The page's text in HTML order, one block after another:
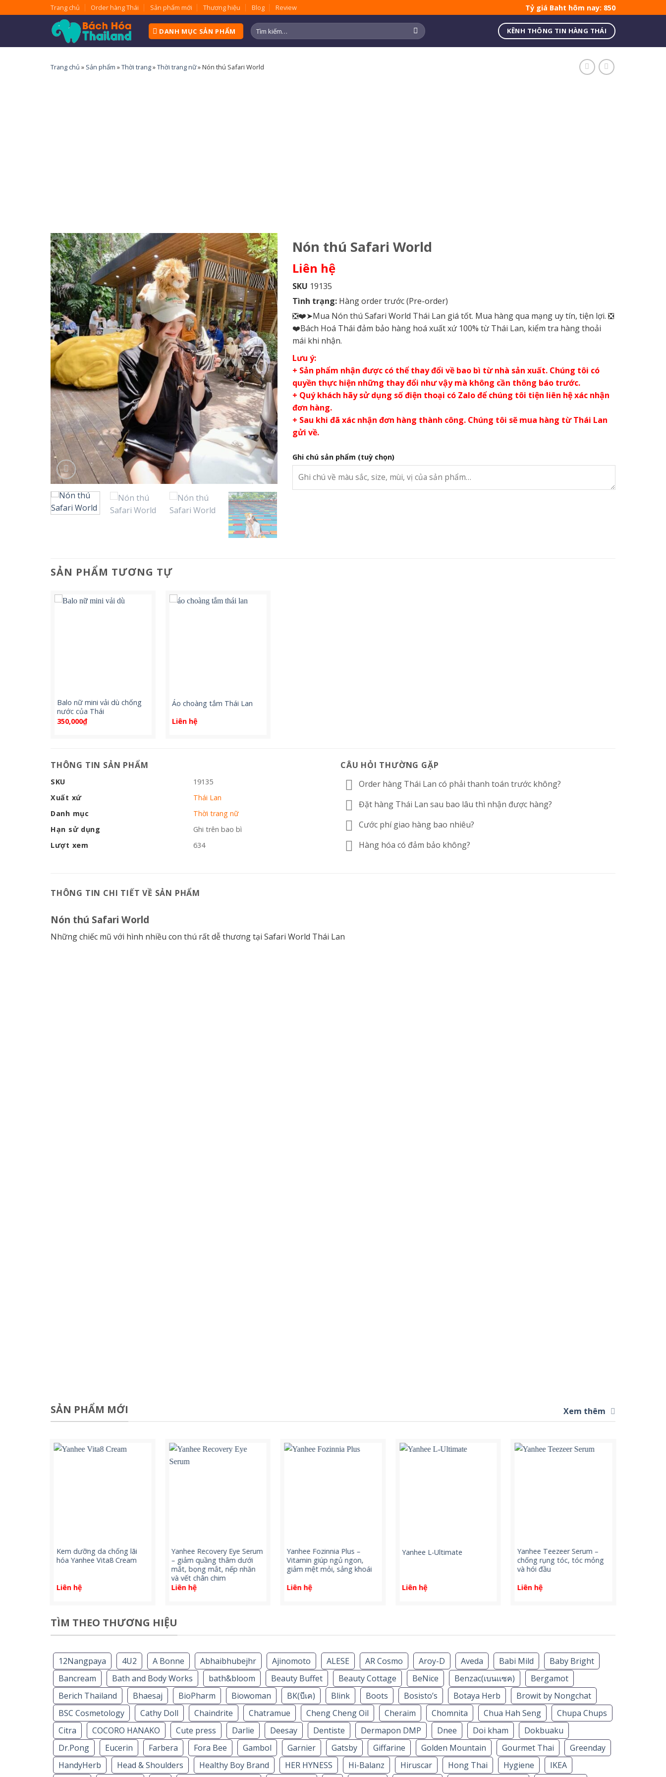
to
Trang chủ Order hàng Thái Sản phẩm mới Thương hiệu Blog Review Tỷ giá Baht hôm nay: 850
DANH MỤC SẢN PHẨM
Tìm
kiếm:
KÊNH THÔNG TIN HÀNG THÁI
Trang chủ » Sản phẩm »Thời trang»Thời trang nữ»Nón thú Safari World
Nón thú Safari World
Liên hệ
SKU 19135
Tình trạng: Hàng order trước (Pre-order)
❎❤️➤Mua Nón thú Safari World Thái Lan giá tốt. Mua hàng qua mạng uy tín, tiện lợi. ❎
❤️Bách Hoá Thái đảm bảo hàng hoá xuất xứ 100% từ Thái Lan, kiểm tra hàng thoải
mái khi nhận.
Lưu ý:
+ Sản phẩm nhận được có thể thay đổi về bao bì từ nhà sản xuất. Chúng tôi có
quyền thực hiện những thay đổi như vậy mà không cần thông báo trước.
+ Quý khách hãy sử dụng số điện thoại có Zalo để chúng tôi tiện liên hệ xác nhận
đơn hàng.
+ Sau khi đã xác nhận đơn hàng thành công. Chúng tôi sẽ mua hàng từ Thái Lan
gửi về.
Ghi chú sản phẩm (tuỳ chọn)
SẢN PHẨM TƯƠNG TỰ
Balo nữ mini vải dù chống
nước của Thái
350,000₫
Áo choàng tắm Thái Lan
Liên hệ
THÔNG TIN SẢN PHẨM
SKU
19135
Xuất xứ
Thái Lan
Danh mục
Thời trang nữ
Hạn sử dụng
Ghi trên bao bì
Lượt xem
634
CÂU HỎI THƯỜNG GẶP
Order hàng Thái Lan có phải thanh toán trước không?
Đặt hàng Thái Lan sau bao lâu thì nhận được hàng?
Cước phí giao hàng bao nhiêu?
Hàng hóa có đảm bảo không?
THÔNG TIN CHI TIẾT VỀ SẢN PHẨM
Nón thú Safari World
Những chiếc mũ với hình nhiều con thú rất dễ thương tại Safari World Thái Lan
SẢN PHẨM MỚI Xem thêm
Kem dưỡng da chống lãi
hóa Yanhee Vita8 Cream
Liên hệ
Yanhee Recovery Eye Serum
– giảm quầng thâm dưới
mắt, bọng mắt, nếp nhăn
và vết chân chim
Liên hệ
Yanhee Fozinnia Plus –
Vitamin giúp ngủ ngon,
giảm mệt mỏi, sảng khoái
Liên hệ
Yanhee L-Ultimate
Liên hệ
Yanhee Teezeer Serum –
chống rụng tóc, tóc mỏng
và hói đầu
Liên hệ
TÌM THEO THƯƠNG HIỆU
12Nangpaya 4U2 A Bonne Abhaibhubejhr Ajinomoto ALESE AR Cosmo Aroy-D Aveda Babi Mild
Baby Bright
Bancream
Bath and Body Works bath&bloom Beauty Buffet Beauty Cottage BeNice Benzac(เบนเเซค)
Bergamot
Berich Thailand
Bhaesaj BioPharm Biowoman BK(บีเค) Blink Boots Bosisto’s Botaya Herb
Browit by Nongchat
BSC Cosmetology
Cathy Doll Chaindrite Chatramue Cheng Cheng Oil Cheraim Chomnita Chua Hah Seng
Chupa Chups
Citra
COCORO HANAKO Cute press Darlie Deesay Dentiste Dermapon DMP Dnee Doi kham
Dokbuaku
Dr.Pong
Eucerin Farbera Fora Bee Gambol Garnier Gatsby Giffarine Golden Mountain Gourmet Thai
Greenday
HandyHerb
Head & Shoulders Healthy Boy Brand HER HYNESS Hi-Balanz Hiruscar Hong Thai Hygiene
IKEA